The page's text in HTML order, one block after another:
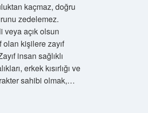
kaçmaz, doğru
zedelemez.
açık olsun
olan kişilere zayıf
insan sağlıklı
erkek kısırlığı ve
sahibi olmak,…